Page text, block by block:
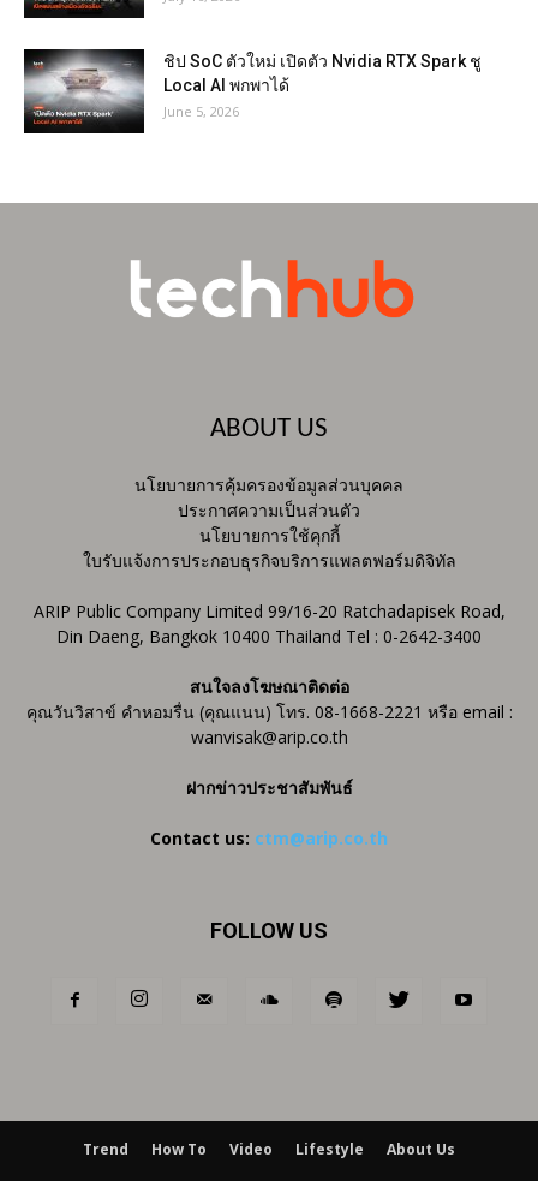
ชิป SoC ตัวใหม่ เปิดตัว Nvidia RTX Spark ชู
Local AI พกพาได้
June 5, 2026
ABOUT US
นโยบายการคุ้มครองข้อมูลส่วนบุคคล
ประกาศความเป็นส่วนตัว
นโยบายการใช้คุกกี้
ใบรับแจ้งการประกอบธุรกิจบริการแพลตฟอร์มดิจิทัล
ARIP Public Company Limited 99/16-20 Ratchadapisek Road,
Din Daeng, Bangkok 10400 Thailand Tel : 0-2642-3400
สนใจลงโฆษณาติดต่อ
คุณวันวิสาข์ คำหอมรื่น (คุณแนน) โทร. 08-1668-2221 หรือ email :
wanvisak@arip.co.th
ฝากข่าวประชาสัมพันธ์
Contact us: ctm@arip.co.th
FOLLOW US
Trend How To Video Lifestyle About Us